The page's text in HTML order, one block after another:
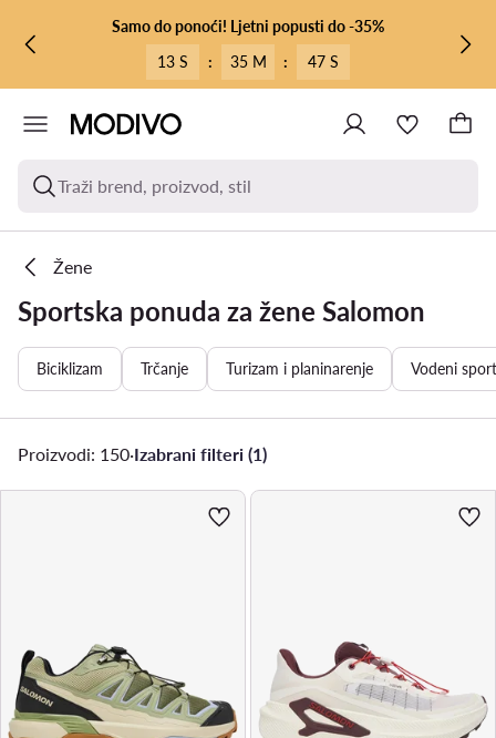
PRIJEĐI NA GLAVNI SADRŽAJ
PRIJEĐI NA PRETRAŽIVANJE
Samo do ponoći! Ljetni popusti do -35%
13 S
: 35 M : 45 S
Traži brend, proizvod, stil
Žene
Sportska ponuda za žene Salomon
Biciklizam Trčanje Turizam i planinarenje Vodeni
Proizvodi: 150·Izabrani filteri (1)